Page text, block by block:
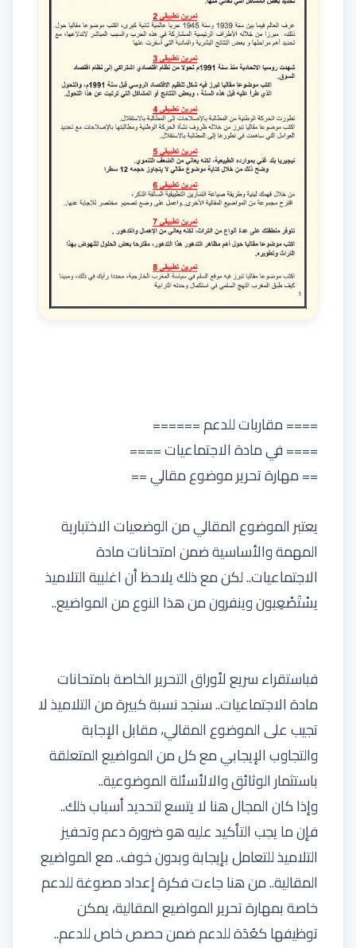
==== مقاربات للدعم ======
==== في مادة الاجتماعيات ====
== مهارة تحرير موضوع مقالي ==
يعتبر الموضوع المقالي من الوضعيات الاختبارية
المهمة والأساسية ضمن امتحانات مادة
الاجتماعيات.. لكن مع ذلك يلاحظ أن اغلبية التلاميذ
يسْتَصْعِبون وينفرون من هذا النوع من المواضيع..
فباستقراء سريع لأوراق التحرير الخاصة بامتحانات
مادة الاجتماعيات.. سنجد نسبة كبيرة من التلاميذ لا
تجيب على الموضوع المقالي، مقابل الإجابة
والتجاوب الإيجابي مع كل من المواضيع المتعلقة
باستثمار الوثائق والالأسئلة الموضوعية..
وإذا كان المجال هنا لا يتسع لتحديد أسباب ذلك..
فإن ما يجب التأكيد عليه هو ضرورة دعم وتحفيز
التلاميذ للتعامل بإيجابة وبدون خوف.. مع المواضيع
المقالية.. من هنا جاءت فكرة إعداد مصوغة للدعم
خاصة بمهارة تحرير المواضيع المقالية، يمكن
توظيفها كعُدَة للدعم ضمن حصص خاص للدعم..